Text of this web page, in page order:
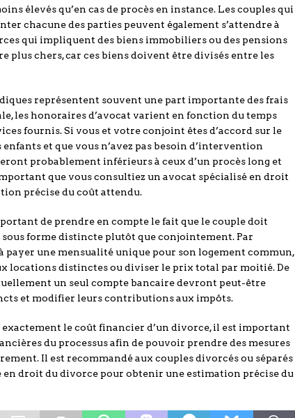
élevés qu’en cas de procès en instance. Les couples qui
chacune des parties peuvent également s’attendre à
qui impliquent des biens immobiliers ou des pensions
plus chers, car ces biens doivent être divisés entre les
représentent souvent une part importante des frais
les honoraires d’avocat varient en fonction du temps
fournis. Si vous et votre conjoint êtes d’accord sur le
enfants et que vous n’avez pas besoin d’intervention
probablement inférieurs à ceux d’un procès long et
que vous consultiez un avocat spécialisé en droit
précise du coût attendu.
de prendre en compte le fait que le couple doit
forme distincte plutôt que conjointement. Par
payer une mensualité unique pour son logement commun,
locations distinctes ou diviser le prix total par moitié. De
un seul compte bancaire devront peut-être
et modifier leurs contributions aux impôts.
le coût financier d’un divorce, il est important
du processus afin de pouvoir prendre des mesures
Il est recommandé aux couples divorcés ou séparés
en droit du divorce pour obtenir une estimation précise du